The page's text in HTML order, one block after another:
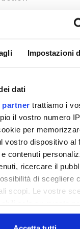
Impostazioni
dati
partner trattiamo i
il vostro numero
per
vostro dispositivo al
contenuti
ricercare il
di scegliere
scopi. Le vostre
le vostre scelte. È
comprendere i
esprime sul
a questi orienta
decisioni per
disponibili